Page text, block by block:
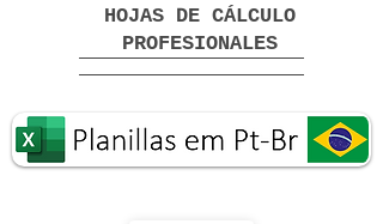
HOJAS DE CÁLCULO
PROFESIONALES